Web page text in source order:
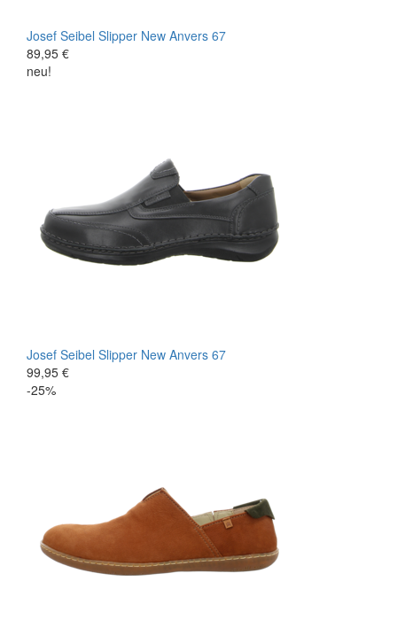
Josef Seibel Slipper New Anvers 67
89,95 €
neu!
Josef Seibel Slipper New Anvers 67
99,95 €
-25%